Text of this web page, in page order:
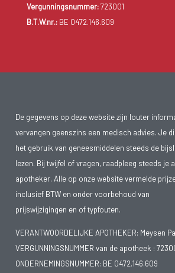
Vergunningsnummer:723001
B.T.W.nr.:BE 0472.146.609
De gegevens op deze website zijn louter
vervangen geenszins een medisch advies. Je
het gebruik van geneesmiddelen steeds de
lezen. Bij twijfel of vragen, raadpleeg steeds je
apotheker. Alle op onze website vermelde
inclusief BTW en onder voorbehoud van
prijswijzigingen en of typfouten.
VERANTWOORDELIJKE APOTHEKER: Meysen
VERGUNNINGSNUMMER van de apotheek :
ONDERNEMINGSNUMMER: BE 0472.146.609